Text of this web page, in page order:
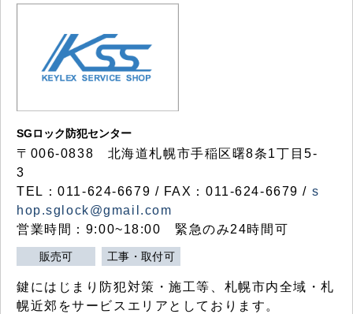
SGロック防犯センター
〒006-0838 北海道札幌市手稲区曙8条1丁目5-
3
TEL：011-624-6679 / FAX：011-624-6679 / s
hop.sglock@gmail.com
営業時間：9:00~18:00 緊急のみ24時間可
販売可 工事・取付可
鍵にはじまり防犯対策・施工等、札幌市内全域・札
幌近郊をサービスエリアとしております。